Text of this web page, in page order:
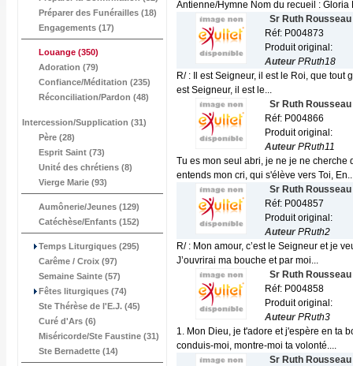
Préparer des Funérailles (18)
Engagements (17)
Louange (350)
Adoration (79)
Confiance/Méditation (235)
Réconciliation/Pardon (48)
Intercession/Supplication (31)
Père (28)
Esprit Saint (73)
Unité des chrétiens (8)
Vierge Marie (93)
Aumônerie/Jeunes (129)
Catéchèse/Enfants (152)
Temps Liturgiques (295)
Carême / Croix (97)
Semaine Sainte (57)
Fêtes liturgiques (74)
Ste Thérèse de l'E.J. (45)
Curé d'Ars (6)
Miséricorde/Ste Faustine (31)
Ste Bernadette (14)
Antienne/Hymne Nom du recueil : Gloria
Sr Ruth Rousseau
Réf: P004873
Produit original:
AuteurPRuth18
R/ : Il est Seigneur, il est le Roi, que tout
est Seigneur, il est le...
Sr Ruth Rousseau
Réf: P004866
Produit original:
AuteurPRuth11
Tu es mon seul abri, je ne je ne cherche
entends mon cri, qui s'élève vers Toi,
Sr Ruth Rousseau
Réf: P004857
Produit original:
AuteurPRuth2
R/ : Mon amour, c’est le Seigneur et je
J’ouvrirai ma bouche et par moi...
Sr Ruth Rousseau
Réf: P004858
Produit original:
AuteurPRuth3
1. Mon Dieu, je t'adore et j'espère en ta
conduis-moi, montre-moi ta volonté....
Sr Ruth Rousseau